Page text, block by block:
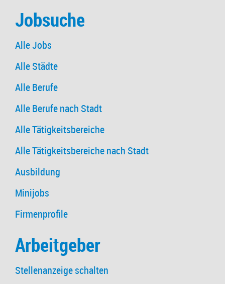
Jobsuche
Alle Jobs
Alle Städte
Alle Berufe
Alle Berufe nach Stadt
Alle Tätigkeitsbereiche
Alle Tätigkeitsbereiche nach Stadt
Ausbildung
Minijobs
Firmenprofile
Arbeitgeber
Stellenanzeige schalten